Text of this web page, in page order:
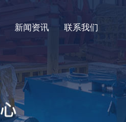
新闻资讯 联系我们